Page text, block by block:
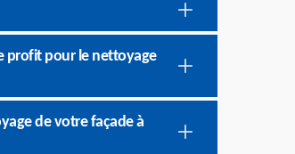
profit pour le nettoyage
de votre façade à